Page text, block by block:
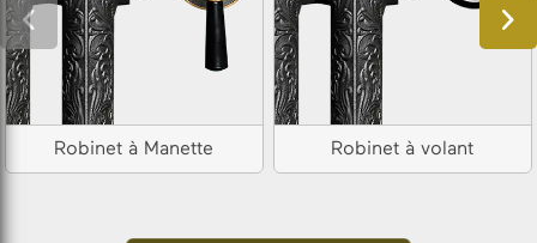
Robinet à Manette Robinet à volant